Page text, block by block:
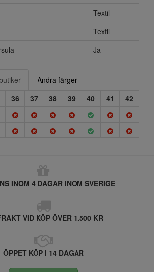
Textil
Textil
Ja
Andra färger
36 37 38 39 40 41
42
INOM 4 DAGAR INOM SVERIGE
VID KÖP ÖVER 1.500 KR
ÖPPET KÖP I 14 DAGAR